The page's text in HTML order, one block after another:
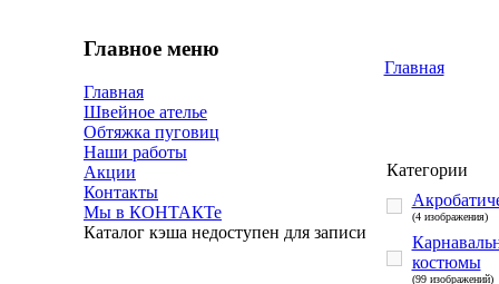
Главное меню
Главная
Швейное ателье
Обтяжка пуговиц
Наши работы
Акции
Контакты
Мы в КОНТАКТе
Каталог кэша недоступен для записи
Главная
Категории
(4 изображения)
костюмы
(99 изображений)